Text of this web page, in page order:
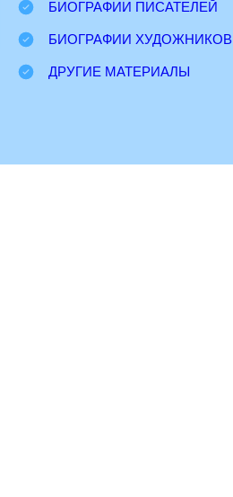
БИОГРАФИИ ПИСАТЕЛЕЙ
БИОГРАФИИ ХУДОЖНИКОВ
ДРУГИЕ МАТЕРИАЛЫ